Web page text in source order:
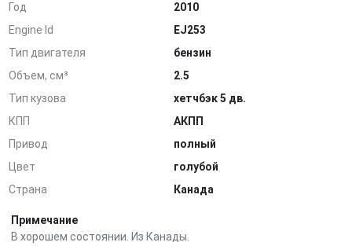
Год
2010
Engine Id
EJ253
Тип двигателя
бензин
Объем, см³
2.5
Тип кузова
хетчбэк 5 дв.
КПП
АКПП
Привод
полный
Цвет
голубой
Страна
Канада
Примечание
В хорошем состоянии. Из Канады.